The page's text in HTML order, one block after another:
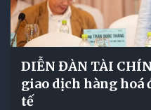
DIỄN ĐÀN TÀI
giao dịch hàng hoá
tế